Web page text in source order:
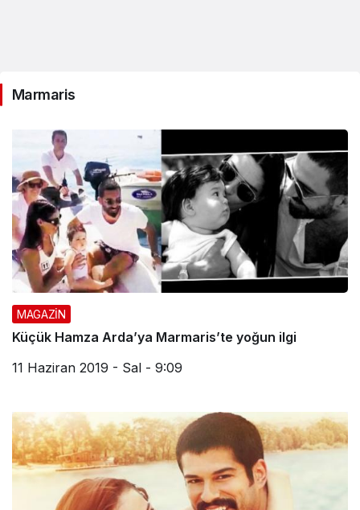
Marmaris
MAGAZİN
Küçük Hamza Arda’ya Marmaris’te yoğun ilgi
11 Haziran 2019 - Sal - 9:09